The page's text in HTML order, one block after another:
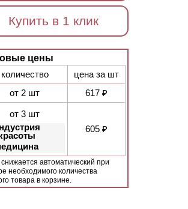
Купить в 1 клик
цены
количество
цена за шт
от 2 шт
617 ₽
от 3 шт
605 ₽
автоматический при
необходимого количества
товара в корзине.